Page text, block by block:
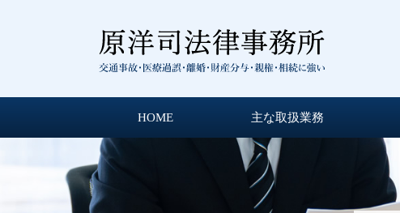
HOME 主な取扱業務